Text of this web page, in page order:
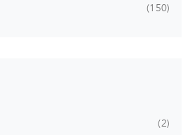
150
2